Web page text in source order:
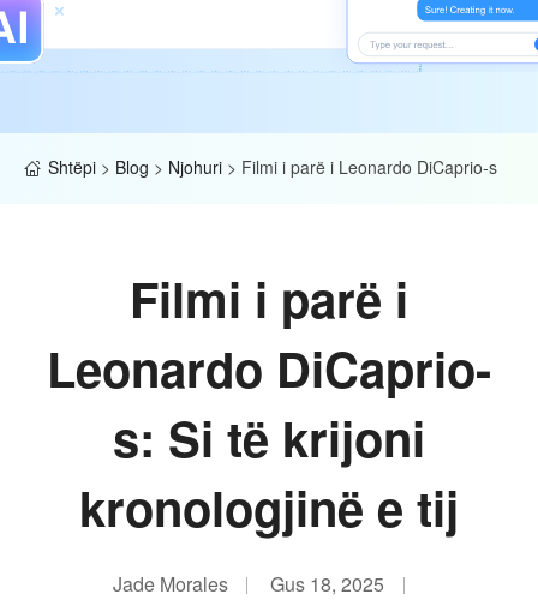
Shtëpi > Blog > Njohuri > Filmi i parë i Leonardo DiCaprio-s
Filmi i parë i
Leonardo DiCaprio-
s: Si të krijoni
kronologjinë e tij
Jade Morales
Gus 18, 2025